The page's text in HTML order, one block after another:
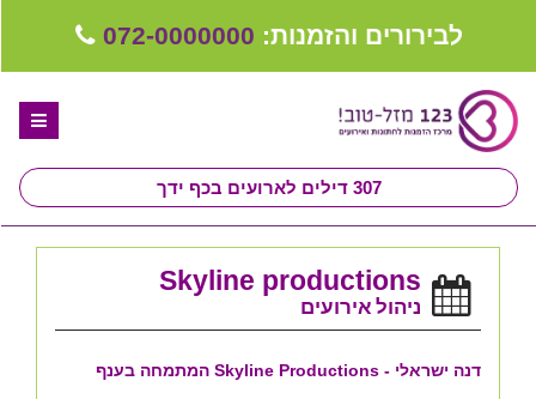
לבירורים והזמנות: 072-0000000
307 דילים לארועים בכף ידך
ספקים לחתונה מומלצים
קבלו ייעוץ בחינם
Skyline productions
ניהול אירועים
דנה ישראלי - Skyline Productions המתמחה בענף